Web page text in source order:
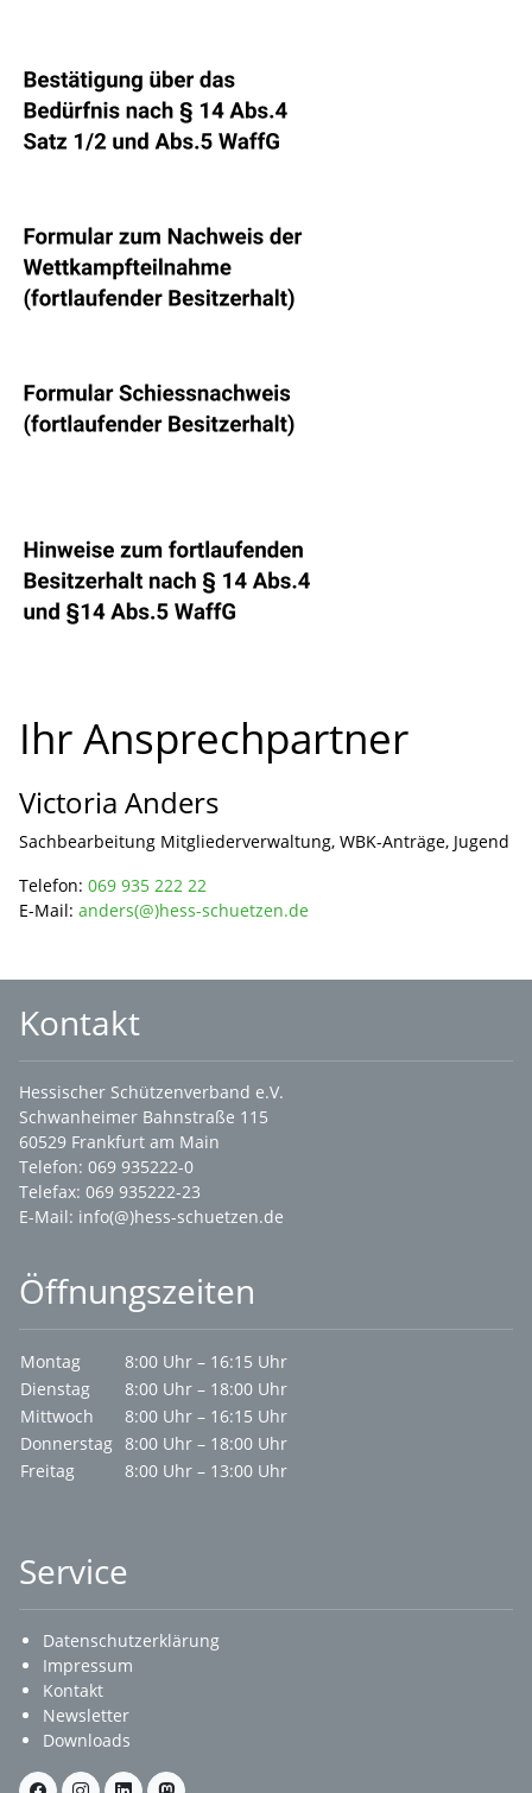
Ihr Ansprechpartner
Victoria Anders
Sachbearbeitung Mitgliederverwaltung, WBK-Anträge, Jugend
Telefon: 069 935 222 22
E-Mail: anders(@)hess-schuetzen.de
Kontakt
Hessischer Schützenverband e.V.
Schwanheimer Bahnstraße 115
60529 Frankfurt am Main
Telefon: 069 935222-0
Telefax: 069 935222-23
E-Mail: info(@)hess-schuetzen.de
Öffnungszeiten
Montag
8:00 Uhr – 16:15 Uhr
Dienstag
8:00 Uhr – 18:00 Uhr
Mittwoch
8:00 Uhr – 16:15 Uhr
Donnerstag 8:00 Uhr – 18:00 Uhr
Freitag
8:00 Uhr – 13:00 Uhr
Service
Datenschutzerklärung
Impressum
Kontakt
Newsletter
Downloads